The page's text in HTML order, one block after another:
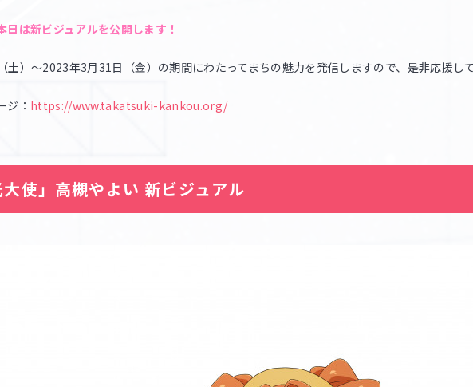
は新ビジュアルを公開します！
土）～2023年3月31日（金）の期間にわたってまちの魅力を発信しますので、是非応援し
ジ： https://www.takatsuki-kankou.org/
大使」高槻やよい 新ビジュアル